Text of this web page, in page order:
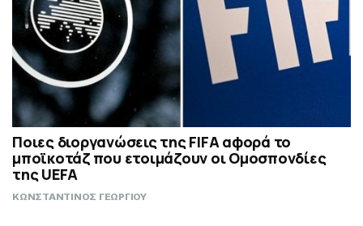
Ποιες διοργανώσεις της FIFA αφορά το
μποϊκοτάζ που ετοιμάζουν οι Ομοσπονδίες
της UEFA
ΚΩΝΣΤΑΝΤΙΝΟΣ ΓΕΩΡΓΙΟΥ